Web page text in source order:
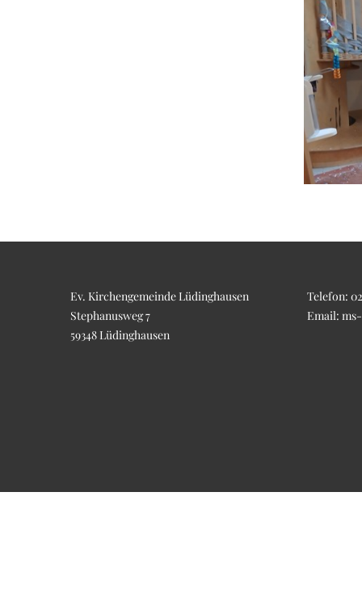
Ev. Kirchengemeinde Lüdinghausen
Stephanusweg 7
59348 Lüdinghausen
Telefon:
Email: